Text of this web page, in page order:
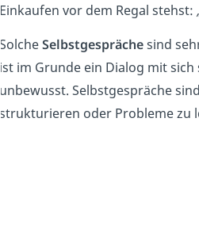
Einkaufen vor dem Regal stehst:
SolcheSelbstgesprächesind
ist im Grunde ein Dialog mit
unbewusst. Selbstgespräche
strukturieren oder Probleme zu